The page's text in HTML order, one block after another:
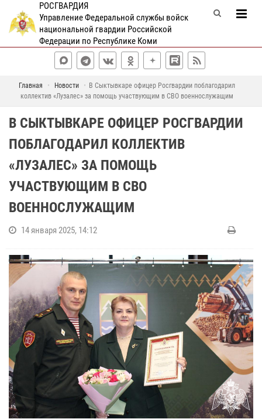
РОСГВАРДИЯ
Управление Федеральной службы войск
национальной гвардии Российской
Федерации по Республике Коми
Главная Новости
В Сыктывкаре офицер Росгвардии поблагодарил
коллектив «Лузалес» за помощь участвующим в СВО военнослужащим
В СЫКТЫВКАРЕ ОФИЦЕР РОСГВАРДИИ
ПОБЛАГОДАРИЛ КОЛЛЕКТИВ
«ЛУЗАЛЕС» ЗА ПОМОЩЬ
УЧАСТВУЮЩИМ В СВО
ВОЕННОСЛУЖАЩИМ
14 января 2025, 14:12